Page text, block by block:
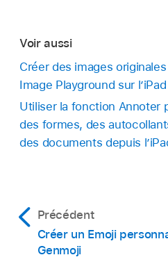
Voir aussi
Créer des images
Image Playground sur l’iPad
Utiliser la fonction Annoter
des formes, des
des documents depuis
Précédent
Créer un Emoji
Genmoji